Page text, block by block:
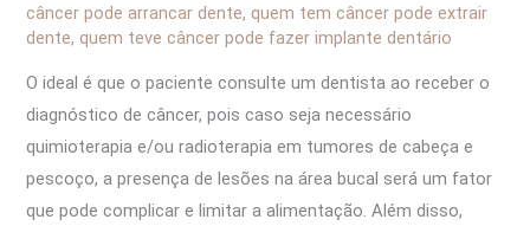
câncer pode arrancar dente, quem tem câncer pode extrair
dente, quem teve câncer pode fazer implante dentário
O ideal é que o paciente consulte um dentista ao receber o
diagnóstico de câncer, pois caso seja necessário
quimioterapia e/ou radioterapia em tumores de cabeça e
pescoço, a presença de lesões na área bucal será um fator
que pode complicar e limitar a alimentação. Além disso,